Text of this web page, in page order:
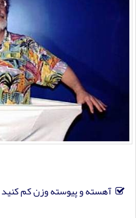
آهسته و پیوسته وزن کم کنید